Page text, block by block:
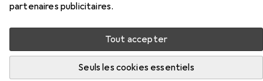
partenaires publicitaires.
Tout accepter
Seuls les cookies essentiels
EUR
59,61
Goobay